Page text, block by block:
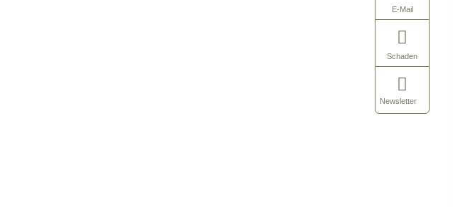
E-Mail
Schaden
Newsletter